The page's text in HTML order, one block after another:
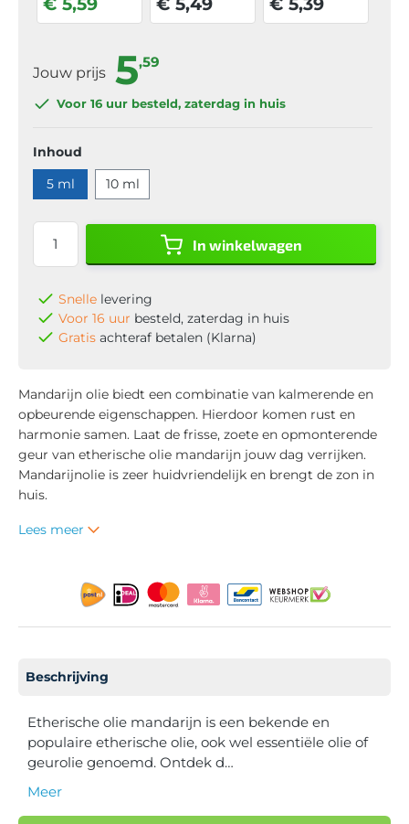
Jouw prijs 5,59
Voor 16 uur besteld, zaterdag in huis
Inhoud
5 ml
10 ml
In winkelwagen
Snelle levering
Voor 16 uur besteld, zaterdag in huis
Gratis achteraf betalen (Klarna)
Mandarijn olie biedt een combinatie van kalmerende en
opbeurende eigenschappen. Hierdoor komen rust en
harmonie samen. Laat de frisse, zoete en opmonterende
geur van etherische olie mandarijn jouw dag verrijken.
Mandarijnolie is zeer huidvriendelijk en brengt de zon in
huis.
Lees meer
Beschrijving
Etherische olie mandarijn is een bekende en
populaire etherische olie, ook wel essentiële olie of
geurolie genoemd. Ontdek d…
Meer